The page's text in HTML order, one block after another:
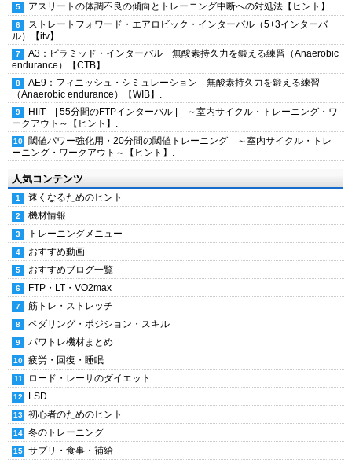
アスリートの体調不良の傾向とトレーニング中断への対処法【ヒント】.
ストレートフォワード・エアロビック・インターバル（5+3インターバ
ル）【itv】.
A3：ピラミッド・インターバル 無酸素持久力を鍛える練習（Anaerobic
endurance）【CTB】.
AE9：フィニッシュ・シミュレーション 無酸素持久力を鍛える練習
（Anaerobic endurance）【WIB】.
HIIT | 55分間のFTPインターバル | ～室内サイクル・トレーニング・ワ
ークアウト～【ヒント】.
閾値パワー強化用・20分間の閾値トレーニング ～室内サイクル・トレ
ーニング・ワークアウト～【ヒント】.
人気コンテンツ
速くなるためのヒント
機材情報
トレーニングメニュー
おすすめ動画
おすすめブログ一覧
FTP・LT・VO2max
筋トレ・ストレッチ
ペダリング・ポジション・スキル
パワトレ機材まとめ
疲労・回復・睡眠
ロード・レーサのダイエット
LSD
初心者のためのヒント
冬のトレーニング
サプリ・食事・補給